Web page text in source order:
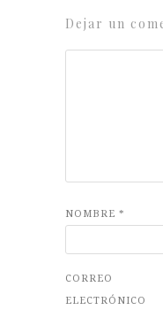
Dejar un
NOMBRE *
CORREO
ELECTRÓNICO